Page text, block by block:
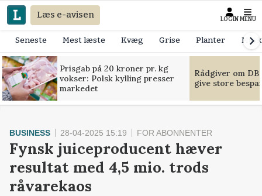
Læs e-avisen LOGIN MENU
Seneste Mest læste Kvæg Grise Planter
Prisgab på 20 kroner pr. kg
vokser: Polsk kylling presser
markedet
Rådgiver om
give store
BUSINESS 28-04-2025 15:19 FOR ABONNENTER
Fynsk juiceproducent hæver
resultat med 4,5 mio. trods
råvarekaos